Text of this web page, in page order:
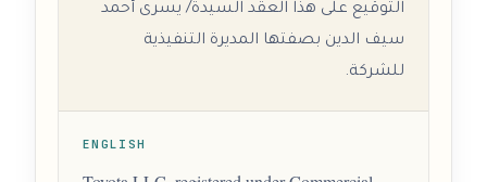
التوقيع على هذا العقد السيدة/ يسرى أحمد
سيف الدين بصفتها المديرة التنفيذية
للشركة.
ENGLISH